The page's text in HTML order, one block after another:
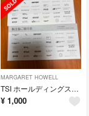
MARGARET HOWELL
TSI ホールディングス株主優待券 2冊
¥ 1,000